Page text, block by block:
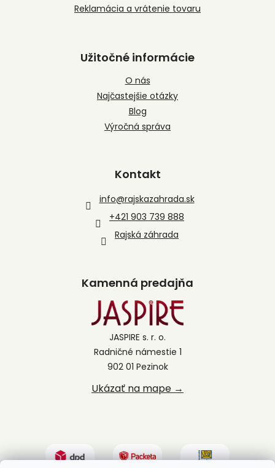
Reklamácia a vrátenie tovaru
Užitočné informácie
O nás
Najčastejšie otázky
Blog
Výročná správa
Kontakt
info@rajskazahrada.sk
+421 903 739 888
Rajská záhrada
Kamenná predajňa
JASPIRE s. r. o.
Radničné námestie 1
902 01 Pezinok
Ukázať na mape →